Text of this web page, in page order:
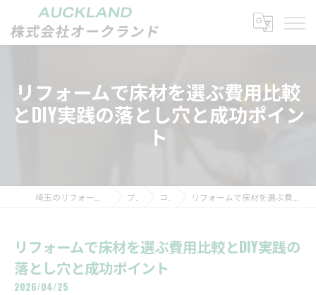
リフォームで床材を選ぶ費用比較
とDIY実践の落とし穴と成功ポイン
ト
ブログ コラム リフォームで床材を選ぶ費用比較とDIY実践の落とし穴と成功ポイント
リフォームで床材を選ぶ費用比較とDIY実践の
落とし穴と成功ポイント
2026/04/25